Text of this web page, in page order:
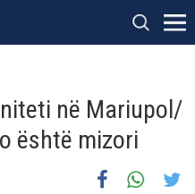
në Mariupol/
është mizori